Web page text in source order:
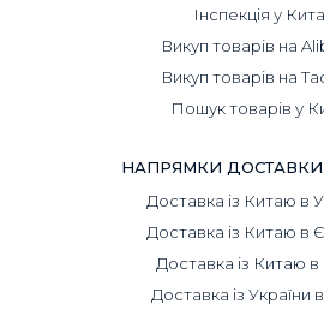
Інспекція у
Викуп товарів на
Викуп товарів на
Пошук товарів у
НАПРЯМКИ ДОСТАВКИ
Доставка із Китаю в
Доставка із Китаю в
Доставка із Китаю
Доставка із